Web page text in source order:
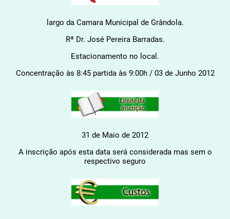
largo da Camara Municipal de Grândola.
Rª Dr. José Pereira Barradas.
Estacionamento no local.
Concentração às 8:45 partida às 9:00h / 03 de Junho 2012
31 de Maio de 2012
A inscrição após esta data será considerada mas sem o
respectivo seguro